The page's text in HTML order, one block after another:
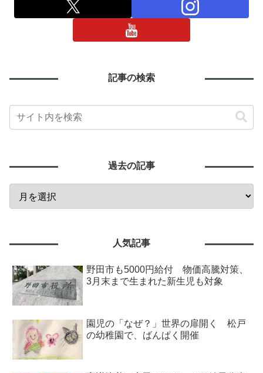
記事の検索
過去の記事
人気記事
野田市も5000円給付 物価高騰対策、
3月末まで生まれた新生児も対象
園児の「なぜ？」世界の扉開く 松戸
の幼稚園で、ばんぱく開催